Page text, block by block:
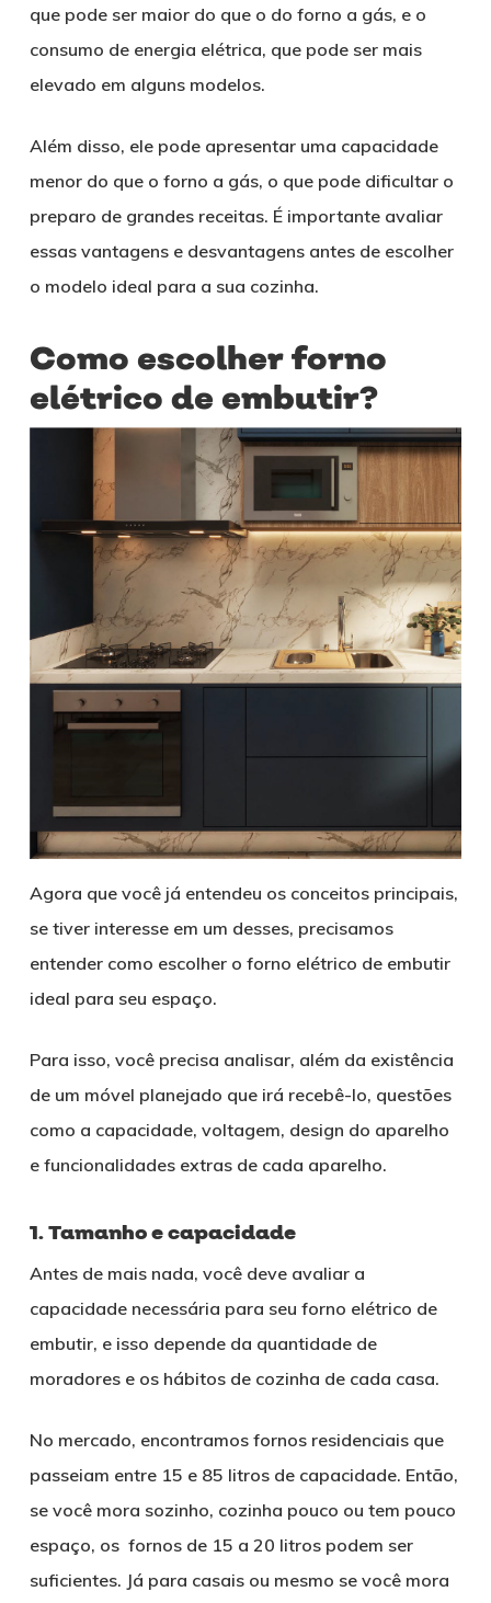
que pode ser maior do que o do forno a gás, e o
consumo de energia elétrica, que pode ser mais
elevado em alguns modelos.
Além disso, ele pode apresentar uma capacidade
menor do que o forno a gás, o que pode dificultar o
preparo de grandes receitas. É importante avaliar
essas vantagens e desvantagens antes de escolher
o modelo ideal para a sua cozinha.
Como escolher forno
elétrico de embutir?
Agora que você já entendeu os conceitos principais,
se tiver interesse em um desses, precisamos
entender como escolher o forno elétrico de embutir
ideal para seu espaço.
Para isso, você precisa analisar, além da existência
de um móvel planejado que irá recebê-lo, questões
como a capacidade, voltagem, design do aparelho
e funcionalidades extras de cada aparelho.
1. Tamanho e capacidade
Antes de mais nada, você deve avaliar a
capacidade necessária para seu forno elétrico de
embutir, e isso depende da quantidade de
moradores e os hábitos de cozinha de cada casa.
No mercado, encontramos fornos residenciais que
passeiam entre 15 e 85 litros de capacidade. Então,
se você mora sozinho, cozinha pouco ou tem pouco
espaço, os fornos de 15 a 20 litros podem ser
suficientes. Já para casais ou mesmo se você mora